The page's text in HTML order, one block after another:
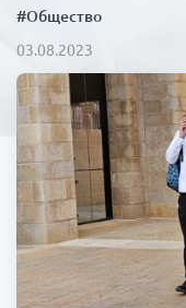
Экономика
Общество
Коронавирус
Происшествия
#Общество
03.08.2023